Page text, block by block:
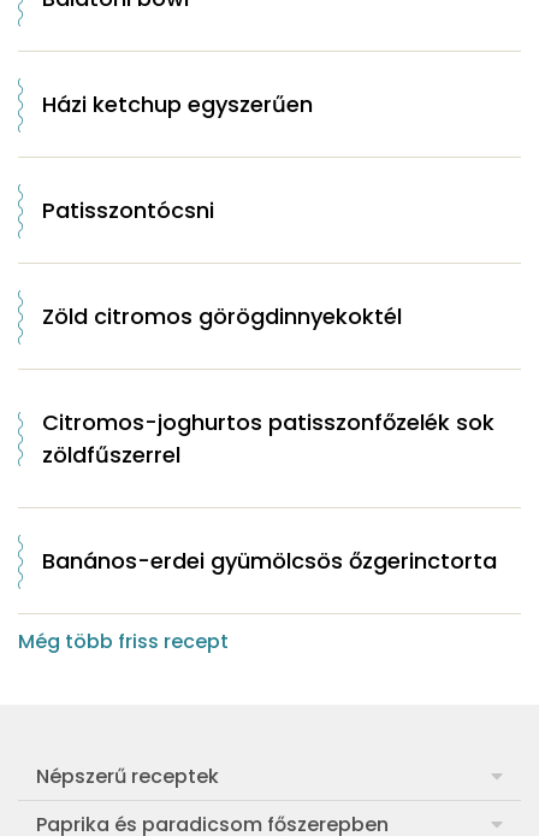
Házi ketchup egyszerűen
Patisszontócsni
Zöld citromos görögdinnyekoktél
Citromos-joghurtos patisszonfőzelék sok
zöldfűszerrel
Banános-erdei gyümölcsös őzgerinctorta
Még több friss recept
Népszerű receptek
Frankfurti leves
Paprika és paradicsom főszerepben